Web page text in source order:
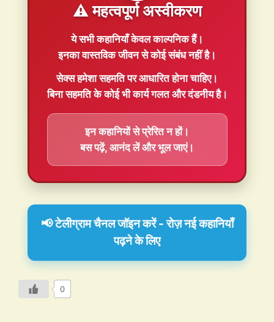
⚠️ महत्वपूर्ण अस्वीकरण
ये सभी कहानियाँकेवल काल्पनिकहैं।
इनका वास्तविक जीवन से कोई संबंध नहीं है।
सेक्स हमेशासहमतिपर आधारित होना चाहिए।
बिना सहमति के कोई भी कार्य गलत और दंडनीय है।
इन कहानियों से प्रेरित न हों।
बस पढ़ें, आनंद लें और भूल जाएं।
📢 टेलीग्राम चैनल जॉइन करें - रोज़ नई कहानियाँ
पढ़ने के लिए
0